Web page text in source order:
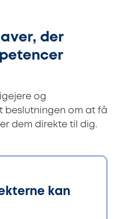
der
og
beslutningen om at få
dem direkte til dig.
kan